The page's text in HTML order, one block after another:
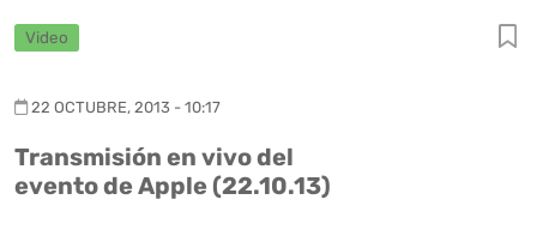
Video
22 OCTUBRE, 2013 - 10:17
Transmisión en vivo del
evento de Apple (22.10.13)